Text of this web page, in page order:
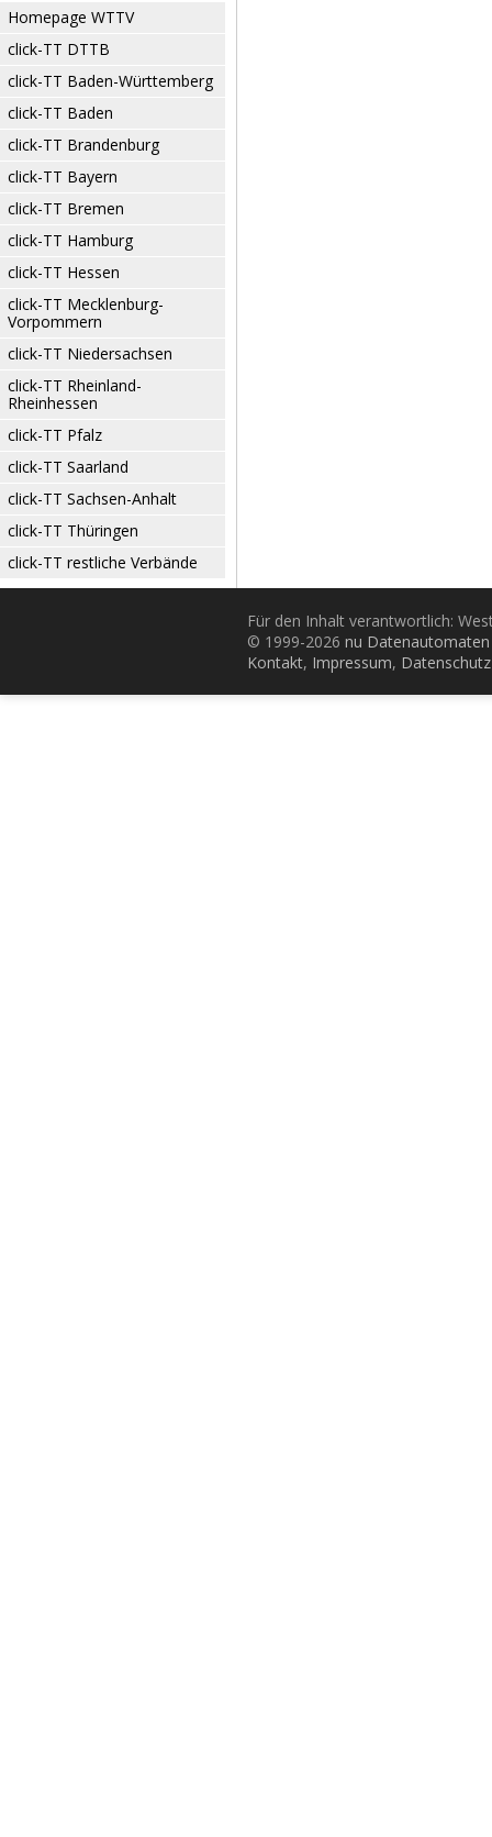
Homepage WTTV
click-TT DTTB
click-TT Baden-Württemberg
click-TT Baden
click-TT Brandenburg
click-TT Bayern
click-TT Bremen
click-TT Hamburg
click-TT Hessen
click-TT Mecklenburg-
Vorpommern
click-TT Niedersachsen
click-TT Rheinland-
Rheinhessen
click-TT Pfalz
click-TT Saarland
click-TT Sachsen-Anhalt
click-TT Thüringen
click-TT restliche Verbände
Für den Inhalt verantwortlich:
© 1999-2026 nu
Kontakt, Impressum, Datenschutz